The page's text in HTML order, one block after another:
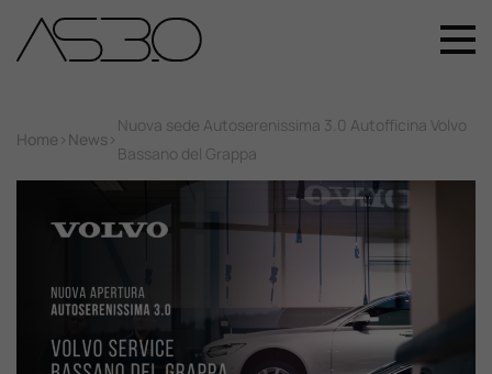
+39 049 899 4411
Auto Nuove
Promozioni
Home > News >
Nuova sede Autoserenissima 3.0 Autofficina Volvo
Bassano del Grappa